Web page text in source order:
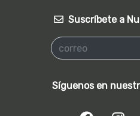
Suscríbete a
Síguenos en